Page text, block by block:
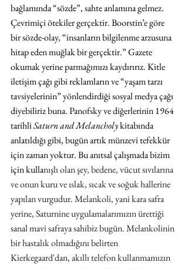
bağlamında “sözde”, sahte anlamına gelmez.
Çevrimiçi ötekiler gerçektir. Boorstin’e göre
bir sözde-olay, “insanların bilgilenme arzusuna
hitap eden muğlak bir gerçektir.” Gazete
okumak yerine parmağımızı kaydırırız. Kitle
iletişim çağı gibi reklamların ve “yaşam tarzı
tavsiyelerinin” yönlendirdiği sosyal medya çağı
diyebiliriz buna. Panofsky ve diğerlerinin 1964
tarihli Saturn and Melancholy kitabında
anlatıldığı gibi, bugün artık münzevi tefekkür
için zaman yoktur. Bu anıtsal çalışmada bizim
için kullanışlı olan şey, bedene, vücut sıvılarına
ve onun kuru ve ıslak, sıcak ve soğuk hallerine
yapılan vurgudur. Melankoli, yani kara safra
yerine, Saturnine uygulamalarımızın ürettiği
sanal mavi safraya sahibiz bugün. Melankolinin
bir hastalık olmadığını belirten
Kierkegaard'dan, akıllı telefon kullanmamızın